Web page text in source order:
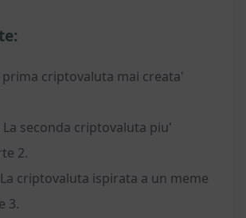
prima criptovaluta mai creata'
La seconda criptovaluta piu'
2.
criptovaluta ispirata a un meme
3.